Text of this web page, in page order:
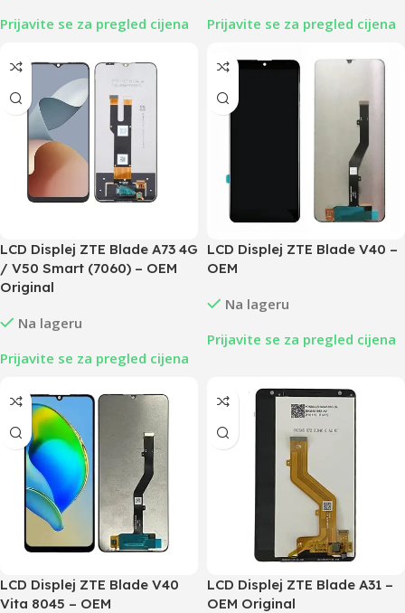
Prijavite se za pregled cijena
Prijavite se za pregled cijena
LCD Displej ZTE Blade A73 4G
/ V50 Smart (7060) – OEM
Original
Na lageru
Prijavite se za pregled cijena
LCD Displej ZTE Blade V40 –
OEM
Na lageru
Prijavite se za pregled cijena
LCD Displej ZTE Blade V40
Vita 8045 – OEM
LCD Displej ZTE Blade A31 –
OEM Original